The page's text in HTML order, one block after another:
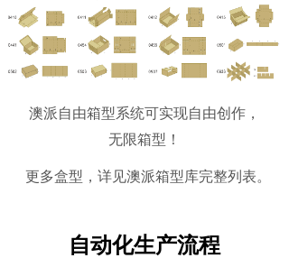
自动化生产流程
澳派自由箱型系统可实现自由创作，
无限箱型！
更多盒型，详见澳派箱型库完整列表。